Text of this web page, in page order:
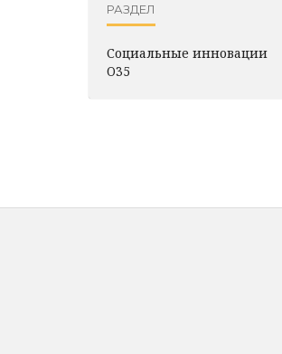
РАЗДЕЛ
Социальные инновации
O35